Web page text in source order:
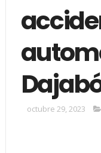
octubre 29, 2023